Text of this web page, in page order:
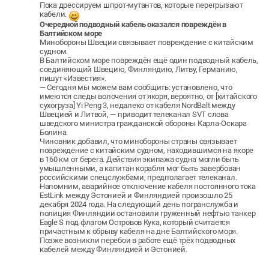
Пока дрессируем шпрот-мутантов, которые перегрызают
кабели.
Очередной подводный кабель оказался повреждён в
Балтийском море
Минобороны Швеции связывает повреждение с китайским
судном.
В Балтийском море повреждён ещё один подводный кабель,
соединяющий Швецию, Финляндию, Литву, Германию,
пишут «Известия».
— Сегодня мы можем вам сообщить: установлено, что
имеются следы волочения от якоря, вероятно, от [китайского
сухогруза] Yi Peng 3, недалеко от кабеля NordBalt между
Швецией и Литвой, — приводит телеканал SVT слова
шведского министра гражданской обороны Карла-Оскара
Болина.
Чиновник добавил, что минобороны страны связывает
повреждение с китайским судном, находившимся на якоре
в 160 км от берега. Действия экипажа судна могли быть
умышленными, а капитан корабля мог быть завербован
российскими спецслужбами, предполагает телеканал.
Напомним, аварийное отключение кабеля постоянного тока
EstLink между Эстонией и Финляндией произошло 25
декабря 2024 года. На следующий день погранслужба и
полиция Финляндии остановили груженный нефтью танкер
Eagle S под флагом Островов Кука, который считается
причастным к обрыву кабеля на дне Балтийского моря.
Позже возникли перебои в работе ещё трёх подводных
кабелей между Финляндией и Эстонией.